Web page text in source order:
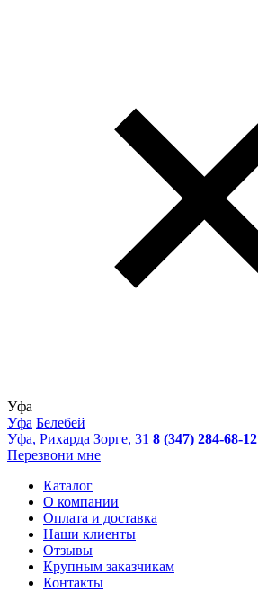
Уфа
Уфа Белебей
Уфа, Рихарда Зорге, 31 8 (347) 284-68-12
Перезвони мне
Каталог
О компании
Оплата и доставка
Наши клиенты
Отзывы
Крупным заказчикам
Контакты